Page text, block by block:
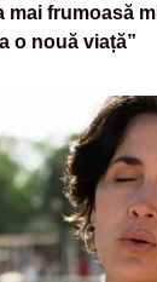
mai frumoasă
o nouă viață”